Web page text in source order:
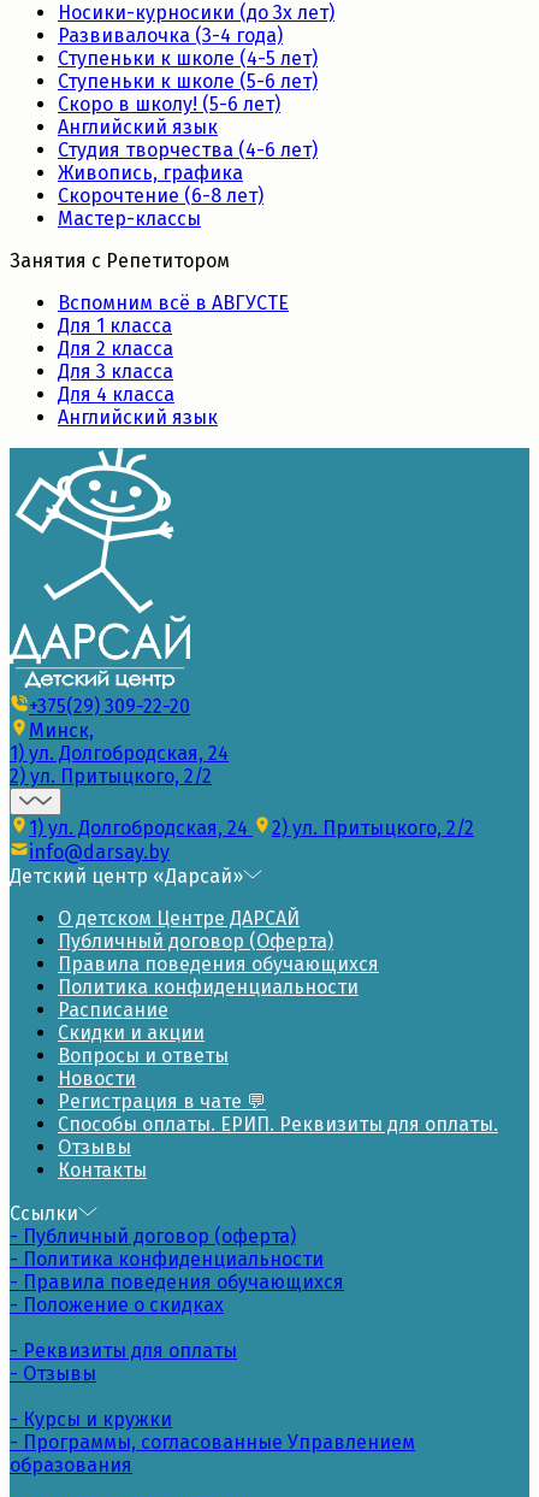
Носики-курносики (до 3х лет)
Развивалочка (3-4 года)
Ступеньки к школе (4-5 лет)
Ступеньки к школе (5-6 лет)
Скоро в школу! (5-6 лет)
Английский язык
Студия творчества (4-6 лет)
Живопись, графика
Скорочтение (6-8 лет)
Мастер-классы
Занятия с Репетитором
Вспомним всё в АВГУСТЕ
Для 1 класса
Для 2 класса
Для 3 класса
Для 4 класса
Английский язык
+375(29) 309-22-20
Минск,
1) ул. Долгобродская, 24
2) ул. Притыцкого, 2/2
1) ул. Долгобродская, 24
2) ул. Притыцкого, 2/2
info@darsay.by
Детский центр «Дарсай»
О детском Центре ДАРСАЙ
Публичный договор (Оферта)
Правила поведения обучающихся
Политика конфиденциальности
Расписание
Скидки и акции
Вопросы и ответы
Новости
Регистрация в чате 💬
Способы оплаты. ЕРИП. Реквизиты для оплаты.
Отзывы
Контакты
Ссылки
- Публичный договор (оферта)
- Политика конфиденциальности
- Правила поведения обучающихся
- Положение о скидках
- Реквизиты для оплаты
- Отзывы
- Курсы и кружки
- Программы, согласованные Управлением
образования